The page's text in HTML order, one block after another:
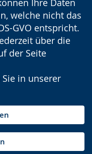
Ihre Daten
welche nicht das
GVO entspricht.
über die
der Seite
in unserer